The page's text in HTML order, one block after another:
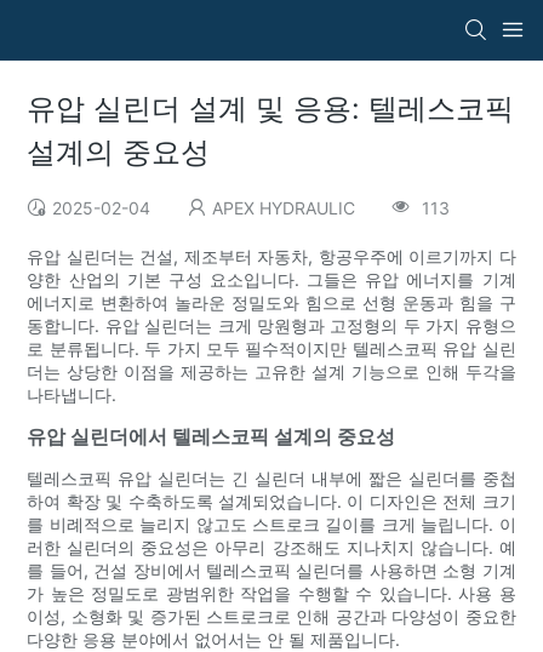
유압 실린더 설계 및 응용: 텔레스코픽
설계의 중요성
2025-02-04 APEX HYDRAULIC 113
유압 실린더는 건설, 제조부터 자동차, 항공우주에 이르기까지 다
양한 산업의 기본 구성 요소입니다. 그들은 유압 에너지를 기계
에너지로 변환하여 놀라운 정밀도와 힘으로 선형 운동과 힘을 구
동합니다. 유압 실린더는 크게 망원형과 고정형의 두 가지 유형으
로 분류됩니다. 두 가지 모두 필수적이지만 텔레스코픽 유압 실린
더는 상당한 이점을 제공하는 고유한 설계 기능으로 인해 두각을
나타냅니다.
유압 실린더에서 텔레스코픽 설계의 중요성
텔레스코픽 유압 실린더는 긴 실린더 내부에 짧은 실린더를 중첩
하여 확장 및 수축하도록 설계되었습니다. 이 디자인은 전체 크기
를 비례적으로 늘리지 않고도 스트로크 길이를 크게 늘립니다. 이
러한 실린더의 중요성은 아무리 강조해도 지나치지 않습니다. 예
를 들어, 건설 장비에서 텔레스코픽 실린더를 사용하면 소형 기계
가 높은 정밀도로 광범위한 작업을 수행할 수 있습니다. 사용 용
이성, 소형화 및 증가된 스트로크로 인해 공간과 다양성이 중요한
다양한 응용 분야에서 없어서는 안 될 제품입니다.